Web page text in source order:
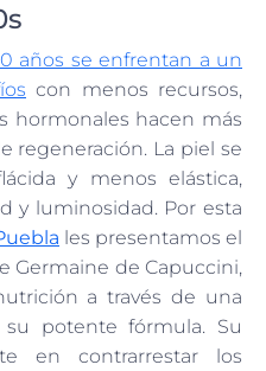
años se enfrentan a un
con menos recursos,
hormonales hacen más
regeneración. La piel se
y menos elástica,
y luminosidad. Por esta
les presentamos el
Germaine de Capuccini,
a través de una
potente fórmula. Su
en contrarrestar los